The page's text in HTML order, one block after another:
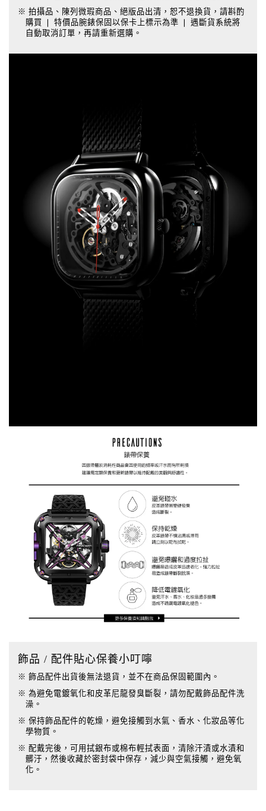
※ 拍攝品、陳列微瑕商品、絕版品出清，恕不退換貨，請斟酌
購買 ❘ 特價品腕錶保固以保卡上標示為準 ❘ 遇斷貨系統將
自動取消訂單，再請重新選購。
飾品 / 配件貼心保養小叮嚀
※ 飾品配件出貨後無法退貨，並不在商品保固範圍內。
※ 為避免電鍍氧化和皮革尼龍發臭斷裂，請勿配戴飾品配件洗
澡。
※ 保持飾品配件的乾燥，避免接觸到水氣、香水、化妝品等化
學物質。
※ 配戴完後，可用拭銀布或棉布輕拭表面，清除汗漬或水漬和
髒汙，然後收藏於密封袋中保存，減少與空氣接觸，避免氧
化。